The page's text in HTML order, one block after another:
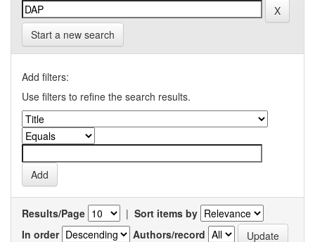
Start a new search
Add filters:
Use filters to refine the search results.
Results/Page | Sort items by
In order
Authors/record